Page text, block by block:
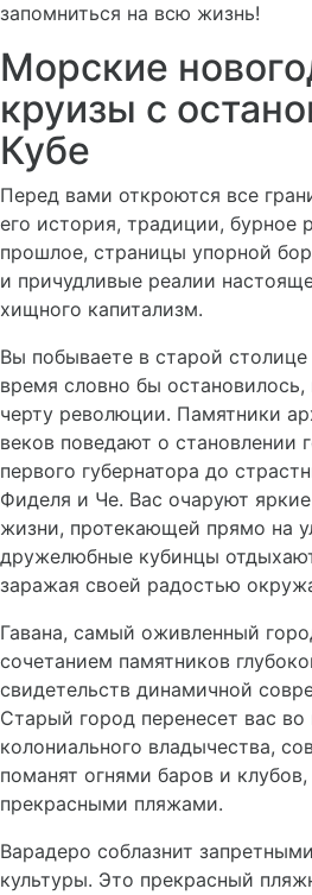
запомниться на всю жизнь!
Морские
круизы с
Кубе
Перед вами откроются все
его история, традиции, бурное
прошлое, страницы упорной
и причудливые реалии
хищного капитализм.
Вы побываете в старой столице
время словно бы остановилось,
черту революции. Памятники
веков поведают о становлении
первого губернатора до
Фиделя и Че. Вас очаруют
жизни, протекающей прямо на
дружелюбные кубинцы
заражая своей радостью
Гавана, самый оживленный
сочетанием памятников
свидетельств динамичной
Старый город перенесет вас во
колониального владычества,
поманят огнями баров и
прекрасными пляжами.
Варадеро соблазнит
культуры. Это прекрасный